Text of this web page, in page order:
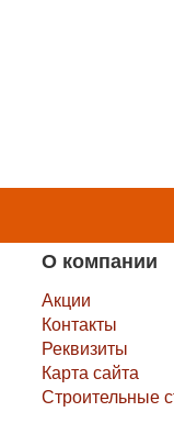
О компании
Акции
Контакты
Реквизиты
Карта сайта
Строительные